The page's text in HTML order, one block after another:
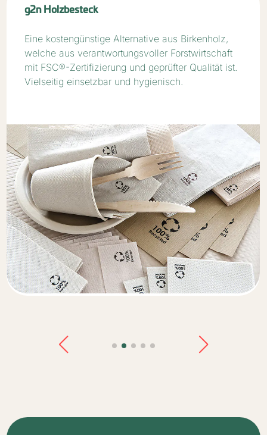
g2n Holzbesteck
Eine kostengünstige Alternative aus Birkenholz,
welche aus verantwortungsvoller Forstwirtschaft
mit FSC®-Zertifizierung und geprüfter Qualität ist.
Vielseitig einsetzbar und hygienisch.